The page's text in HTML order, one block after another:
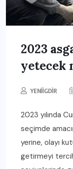
2023
yetecek
YENIIGDIR
2023 yılında
seçimde
yerine, olayı
getirmeyi tercih